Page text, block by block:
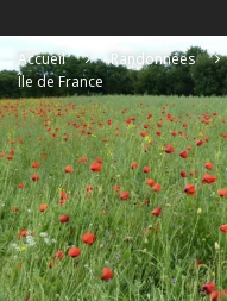
Accueil Randonnées
Île de France